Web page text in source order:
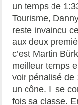
un temps de
Tourisme,
reste invaincu
aux deux
c’est Martin
meilleur temps
voir pénalisé de
un cône. Il se
fois sa classe.